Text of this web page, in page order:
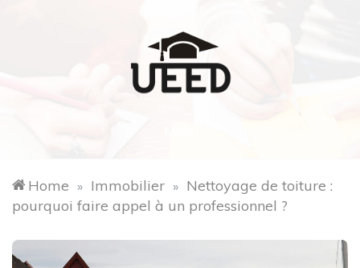
Home » Immobilier » Nettoyage de toiture :
pourquoi faire appel à un professionnel ?